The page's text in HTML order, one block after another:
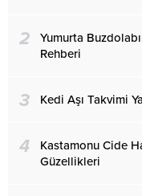
2
Yumurta
Rehberi
3 Kedi Aşı Takvimi
4
Kastamonu Cide
Güzellikleri